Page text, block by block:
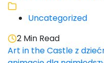
Uncategorized
2 Min Read
Art in the Castle z